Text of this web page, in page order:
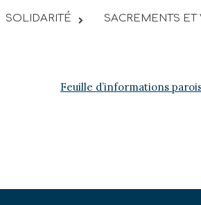
SOLIDARITÉ SACREMENTS ET
Feuille d’informations